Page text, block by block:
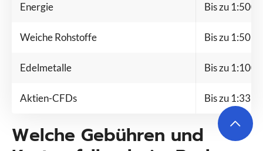
Energie Bis zu 1:500
Weiche Rohstoffe Bis zu 1:50
Edelmetalle Bis zu 1:1000
Aktien-CFDs Bis zu 1:33
Welche Gebühren und